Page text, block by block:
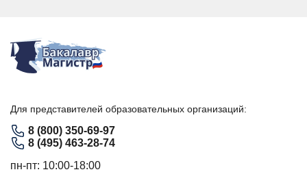
Для представителей образовательных организаций:
8 (800) 350-69-97
8 (495) 463-28-74
пн-пт: 10:00-18:00